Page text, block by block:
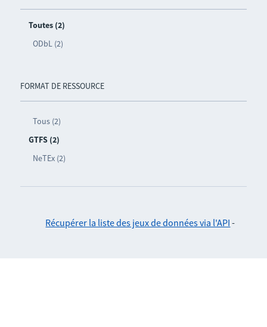
Toutes (2)
ODbL (2)
FORMAT DE RESSOURCE
Tous (2)
GTFS (2)
NeTEx (2)
Récupérer la liste des jeux de données via l'API -